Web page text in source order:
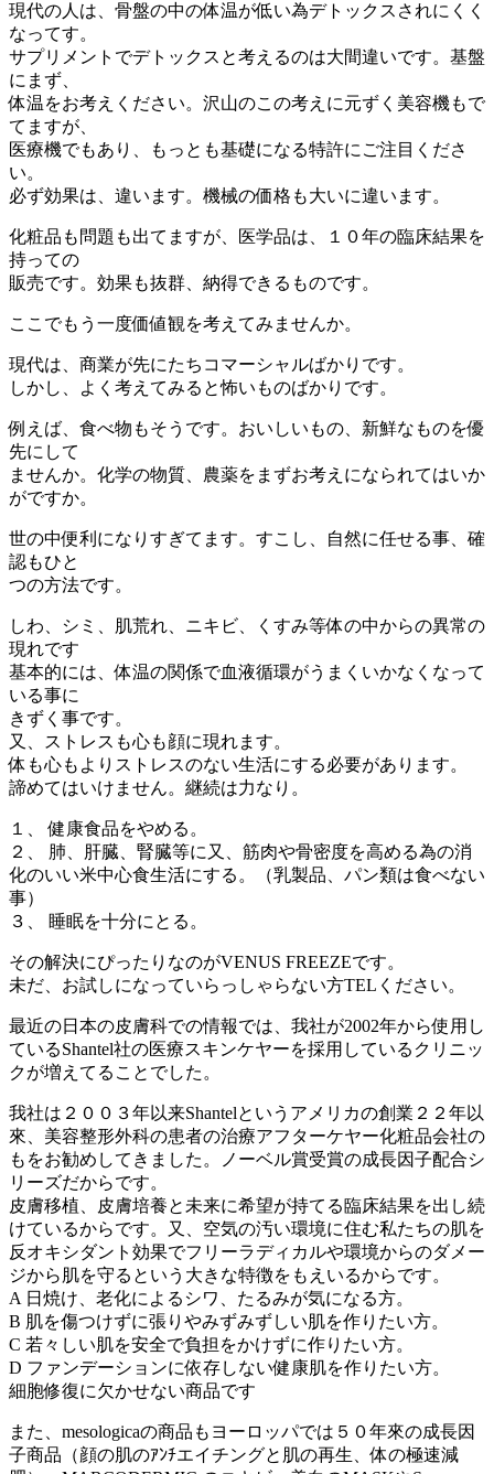
現代の人は、骨盤の中の体温が低い為デトックスされにくく
なってす。
サプリメントでデトックスと考えるのは大間違いです。基盤
にまず、
体温をお考えください。沢山のこの考えに元ずく美容機もで
てますが、
医療機でもあり、もっとも基礎になる特許にご注目くださ
い。
必ず効果は、違います。機械の価格も大いに違います。
化粧品も問題も出てますが、医学品は、１０年の臨床結果を
持っての
販売です。効果も抜群、納得できるものです。
ここでもう一度価値観を考えてみませんか。
現代は、商業が先にたちコマーシャルばかりです。
しかし、よく考えてみると怖いものばかりです。
例えば、食べ物もそうです。おいしいもの、新鮮なものを優
先にして
ませんか。化学の物質、農薬をまずお考えになられてはいか
がですか。
世の中便利になりすぎてます。すこし、自然に任せる事、確
認もひと
つの方法です。
しわ、シミ、肌荒れ、ニキビ、くすみ等体の中からの異常の
現れです
基本的には、体温の関係で血液循環がうまくいかなくなって
いる事に
きずく事です。
又、ストレスも心も顔に現れます。
体も心もよりストレスのない生活にする必要があります。
諦めてはいけません。継続は力なり。
１、 健康食品をやめる。
２、 肺、肝臓、腎臓等に又、筋肉や骨密度を高める為の消
化のいい米中心食生活にする。（乳製品、パン類は食べない
事）
３、 睡眠を十分にとる。
その解決にぴったりなのがVENUS FREEZEです。
未だ、お試しになっていらっしゃらない方TELください。
最近の日本の皮膚科での情報では、我社が2002年から使用し
ているShantel社の医療スキンケヤーを採用しているクリニッ
クが増えてることでした。
我社は２００３年以来Shantelというアメリカの創業２２年以
來、美容整形外科の患者の治療アフターケヤー化粧品会社の
もをお勧めしてきました。ノーベル賞受賞の成長因子配合シ
リーズだからです。
皮膚移植、皮膚培養と未来に希望が持てる臨床結果を出し続
けているからです。又、空気の汚い環境に住む私たちの肌を
反オキシダント効果でフリーラディカルや環境からのダメー
ジから肌を守るという大きな特徴をもえいるからです。
A 日焼け、老化によるシワ、たるみが気になる方。
B 肌を傷つけずに張りやみずみずしい肌を作りたい方。
C 若々しい肌を安全で負担をかけずに作りたい方。
D ファンデーションに依存しない健康肌を作りたい方。
細胞修復に欠かせない商品です
また、mesologicaの商品もヨーロッパでは５０年來の成長因
子商品（顔の肌のｱﾝﾁエイチングと肌の再生、体の極速減